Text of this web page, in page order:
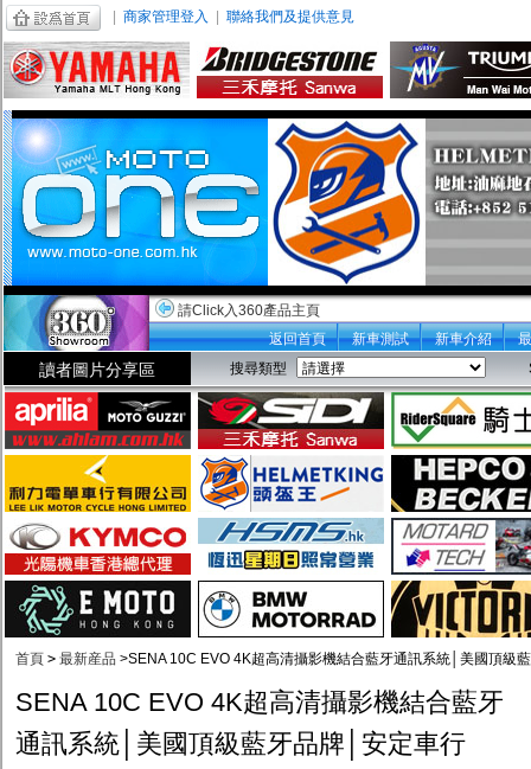
商家管理登入 聯絡我們及提供意見
請Click入360產品主頁
返回首頁
新車測試 新車介紹
讀者圖片分享區 搜尋類型
首頁 > 最新産品 >SENA 10C EVO 4K超高清攝影機結合藍牙通訊系統│美國頂級
SENA 10C EVO 4K超高清攝影機結合藍牙
通訊系統│美國頂級藍牙品牌│安定車行